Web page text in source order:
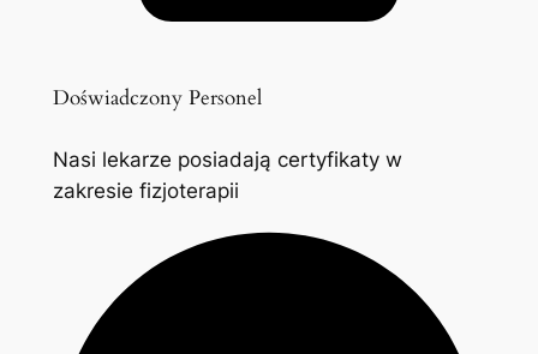
Doświadczony Personel
Nasi lekarze posiadają certyfikaty w
zakresie fizjoterapii